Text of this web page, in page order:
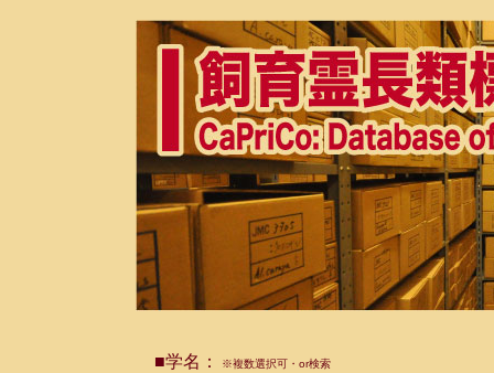
■学名： ※複数選択可・or検索